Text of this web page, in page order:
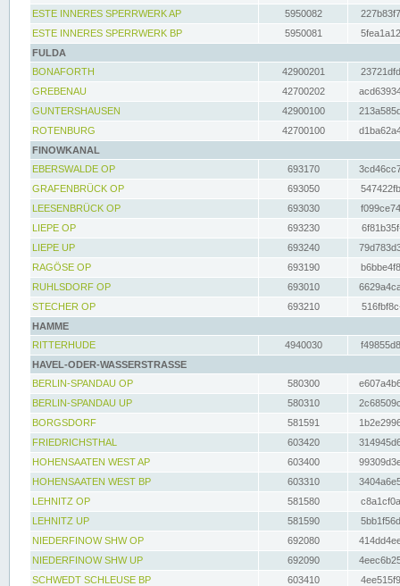
ESTE INNERES SPERRWERK AP
5950082
ESTE INNERES SPERRWERK BP
5950081
FULDA
BONAFORTH
42900201
GREBENAU
42700202
GUNTERSHAUSEN
42900100
ROTENBURG
42700100
FINOWKANAL
EBERSWALDE OP
693170
GRAFENBRÜCK OP
693050
LEESENBRÜCK OP
693030
LIEPE OP
693230
LIEPE UP
693240
RAGÖSE OP
693190
RUHLSDORF OP
693010
STECHER OP
693210
HAMME
RITTERHUDE
4940030
HAVEL-ODER-WASSERSTRASSE
BERLIN-SPANDAU OP
580300
BERLIN-SPANDAU UP
580310
BORGSDORF
581591
FRIEDRICHSTHAL
603420
HOHENSAATEN WEST AP
603400
HOHENSAATEN WEST BP
603310
LEHNITZ OP
581580
LEHNITZ UP
581590
NIEDERFINOW SHW OP
692080
NIEDERFINOW SHW UP
692090
SCHWEDT SCHLEUSE BP
603410